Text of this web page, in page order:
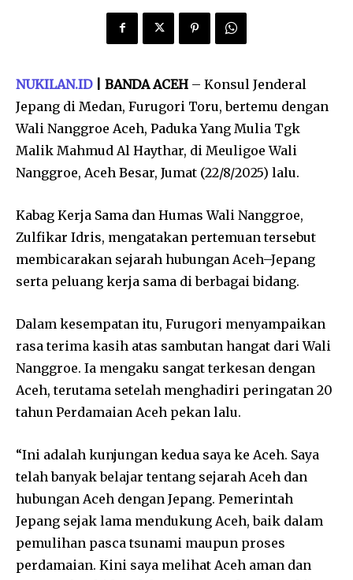
NUKILAN.ID| BANDA ACEH – Konsul Jenderal
Jepang di Medan, Furugori Toru, bertemu dengan
Wali Nanggroe Aceh, Paduka Yang Mulia Tgk
Malik Mahmud Al Haythar, di Meuligoe Wali
Nanggroe, Aceh Besar, Jumat (22/8/2025) lalu.
Kabag Kerja Sama dan Humas Wali Nanggroe,
Zulfikar Idris, mengatakan pertemuan tersebut
membicarakan sejarah hubungan Aceh–Jepang
serta peluang kerja sama di berbagai bidang.
Dalam kesempatan itu, Furugori menyampaikan
rasa terima kasih atas sambutan hangat dari Wali
Nanggroe. Ia mengaku sangat terkesan dengan
Aceh, terutama setelah menghadiri peringatan 20
tahun Perdamaian Aceh pekan lalu.
“Ini adalah kunjungan kedua saya ke Aceh. Saya
telah banyak belajar tentang sejarah Aceh dan
hubungan Aceh dengan Jepang. Pemerintah
Jepang sejak lama mendukung Aceh, baik dalam
pemulihan pasca tsunami maupun proses
perdamaian. Kini saya melihat Aceh aman dan